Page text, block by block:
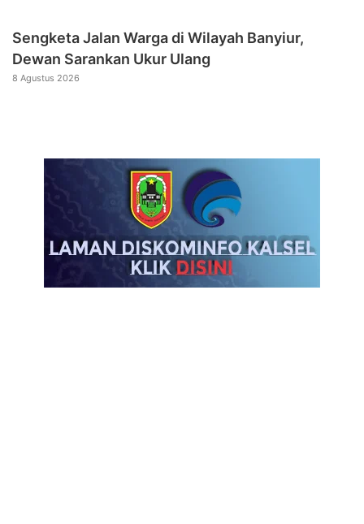
Sengketa Jalan Warga di Wilayah Banyiur,
Dewan Sarankan Ukur Ulang
8 Agustus 2026